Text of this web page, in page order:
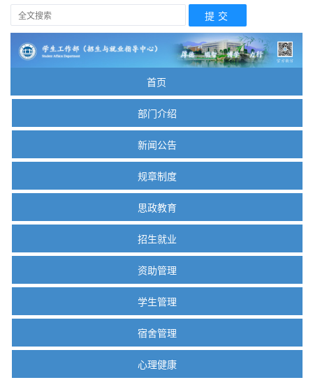
首页
部门介绍
新闻公告
规章制度
思政教育
招生就业
资助管理
学生管理
宿舍管理
心理健康